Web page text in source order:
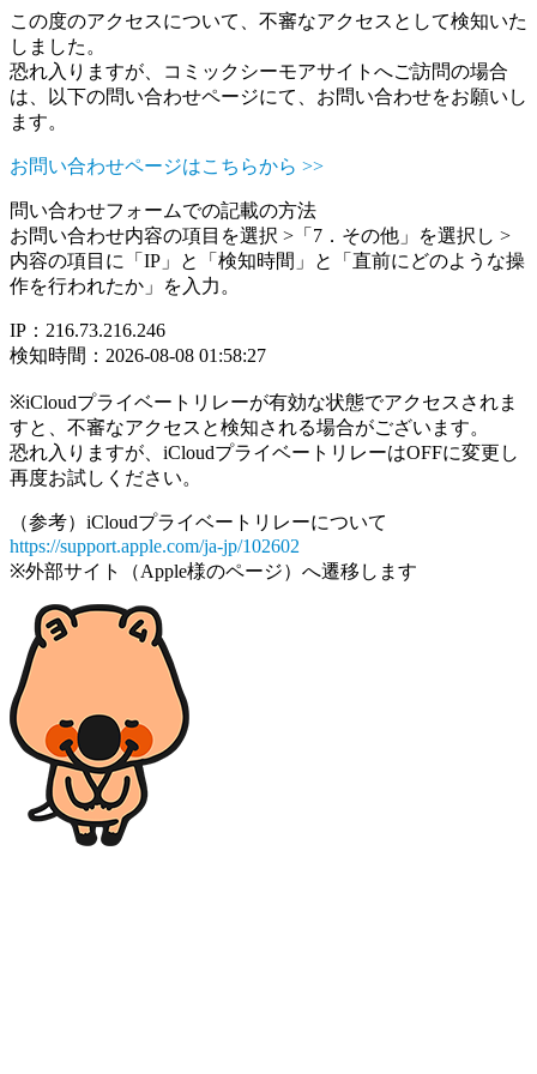
この度のアクセスについて、不審なアクセスとして検知いた
しました。
恐れ入りますが、コミックシーモアサイトへご訪問の場合
は、以下の問い合わせページにて、お問い合わせをお願いし
ます。
お問い合わせページはこちらから >>
問い合わせフォームでの記載の方法
お問い合わせ内容の項目を選択 >「7．その他」を選択し >
内容の項目に「IP」と「検知時間」と「直前にどのような操
作を行われたか」を入力。
IP：216.73.216.246
検知時間：2026-08-08 01:58:27
※iCloudプライベートリレーが有効な状態でアクセスされま
すと、不審なアクセスと検知される場合がございます。
恐れ入りますが、iCloudプライベートリレーはOFFに変更し
再度お試しください。
（参考）iCloudプライベートリレーについて
https://support.apple.com/ja-jp/102602
※外部サイト（Apple様のページ）へ遷移します